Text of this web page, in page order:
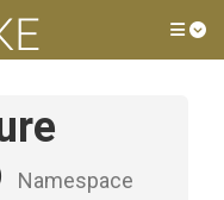
Namespace